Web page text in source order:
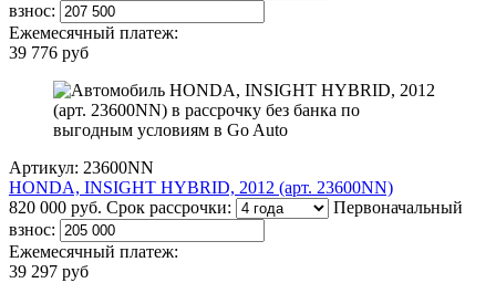
взнос:
Ежемесячный платеж:
39 776 руб
Артикул: 23600NN
HONDA, INSIGHT HYBRID, 2012 (арт. 23600NN)
820 000 руб. Срок рассрочки:
Первоначальный
взнос:
Ежемесячный платеж:
39 297 руб